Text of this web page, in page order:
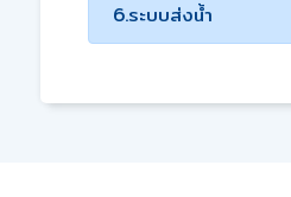
6.ระบบส่งน้ำ